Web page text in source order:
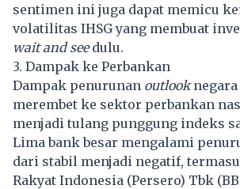
sentimen ini juga dapat memicu
volatilitas IHSG yang membuat
wait and seedulu.
3. Dampak ke Perbankan
Dampak penurunan outlooknegara
merembet ke sektor perbankan
menjadi tulang punggung indeks
Lima bank besar mengalami
dari stabil menjadi negatif,
Rakyat Indonesia (Persero) Tbk